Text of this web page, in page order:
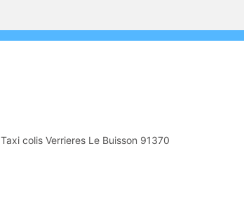
Taxi colis Verrieres Le Buisson 91370